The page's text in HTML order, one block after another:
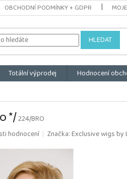
OBCHODNÍ PODMÍNKY + GDPR
HLEDAT
Totální výprodej Hodnocení
*/224/BRO
hodnocení Značka:Exclusive wigs by